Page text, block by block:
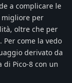
a complicare le
migliore per
oltre che per
come la vedo
derivato da
di Pico-8 con un